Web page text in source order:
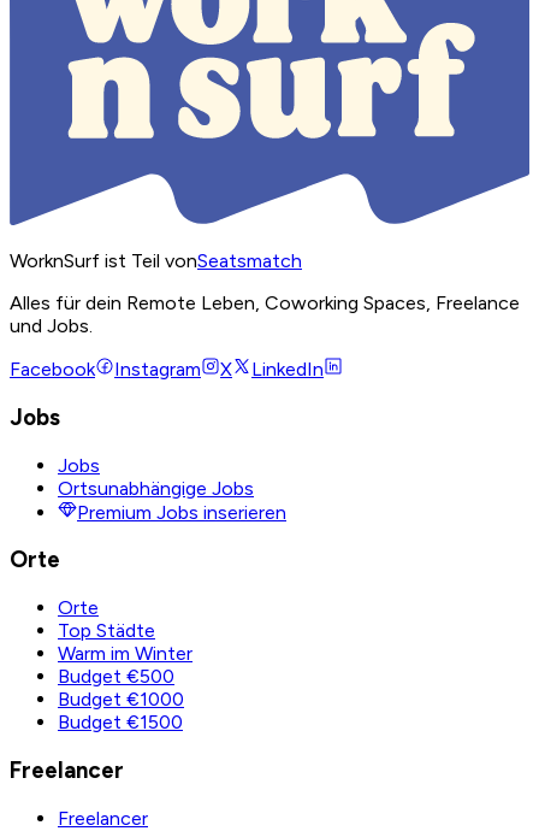
WorknSurf ist Teil vonSeatsmatch
Alles für dein Remote Leben, Coworking Spaces, Freelance
und Jobs.
Facebook
Instagram X LinkedIn
Jobs
Jobs
Ortsunabhängige Jobs
Premium Jobs inserieren
Orte
Orte
Top Städte
Warm im Winter
Budget €500
Budget €1000
Budget €1500
Freelancer
Freelancer